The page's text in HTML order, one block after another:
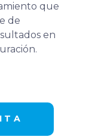
que
de
en